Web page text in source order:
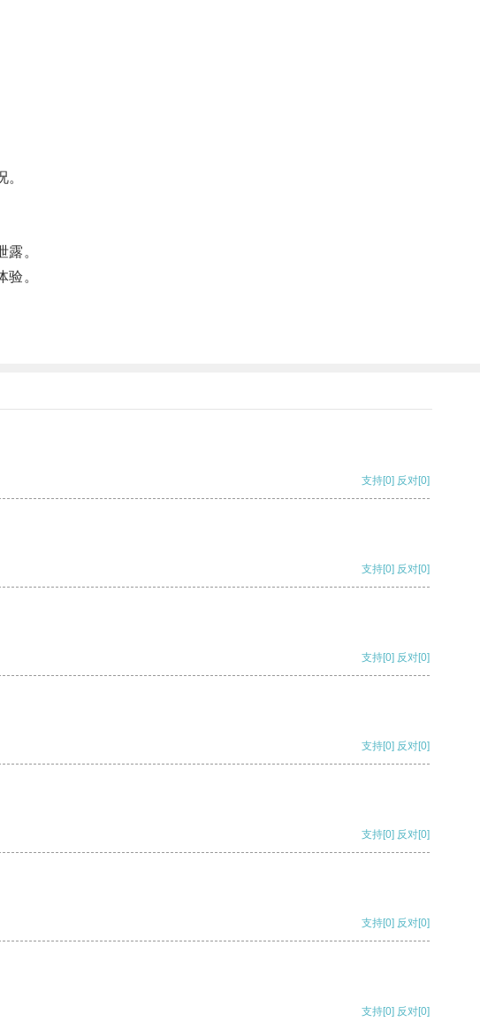
。
。
支持[0] 反对[0]
支持[0] 反对[0]
支持[0] 反对[0]
支持[0] 反对[0]
支持[0] 反对[0]
支持[0] 反对[0]
支持[0] 反对[0]